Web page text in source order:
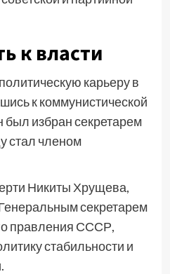
к власти
карьеру в
к коммунистической
был избран секретарем
стал членом
Никиты Хрущева,
секретарем
правления СССР,
стабильности и